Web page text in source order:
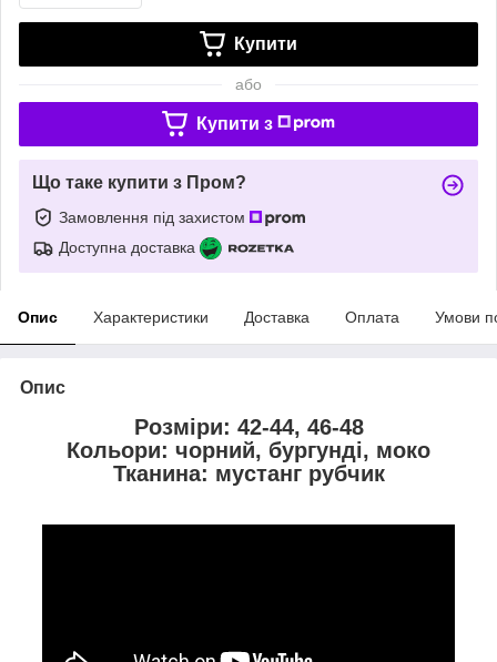
Купити
або
Купити з
Що таке купити з Пром?
Замовлення під захистом
Доступна доставка
Опис Характеристики Доставка Оплата Умови
Опис
Розміри: 42-44, 46-48
Кольори: чорний, бургунді, моко
Тканина: мустанг рубчик